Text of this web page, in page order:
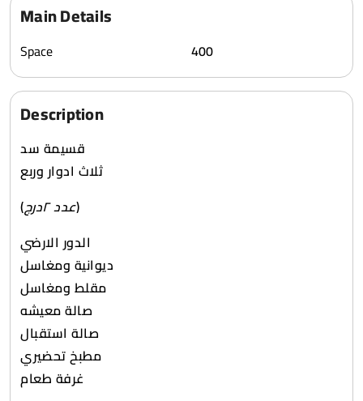
Main Details
Space 400
Description
قسيمة سد
ثلاث ادوار وربع
(
عدد ٢درج)
الدور الارضي
ديوانية ومغاسل
مقلط ومغاسل
صالة معيشه
صالة استقبال
مطبخ تحضيري
غرفة طعام